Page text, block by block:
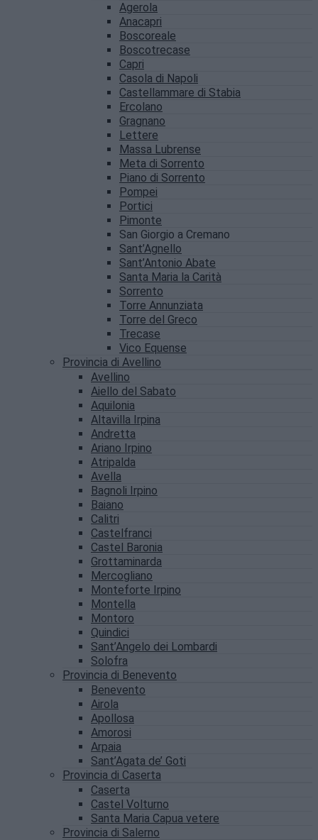
Agerola
Anacapri
Boscoreale
Boscotrecase
Capri
Casola di Napoli
Castellammare di Stabia
Ercolano
Gragnano
Lettere
Massa Lubrense
Meta di Sorrento
Piano di Sorrento
Pompei
Portici
Pimonte
San Giorgio a Cremano
Sant’Agnello
Sant’Antonio Abate
Santa Maria la Carità
Sorrento
Torre Annunziata
Torre del Greco
Trecase
Vico Equense
Provincia di Avellino
Avellino
Aiello del Sabato
Aquilonia
Altavilla Irpina
Andretta
Ariano Irpino
Atripalda
Avella
Bagnoli Irpino
Baiano
Calitri
Castelfranci
Castel Baronia
Grottaminarda
Mercogliano
Monteforte Irpino
Montella
Montoro
Quindici
Sant’Angelo dei Lombardi
Solofra
Provincia di Benevento
Benevento
Airola
Apollosa
Amorosi
Arpaia
Sant’Agata de’ Goti
Provincia di Caserta
Caserta
Castel Volturno
Santa Maria Capua vetere
Provincia di Salerno